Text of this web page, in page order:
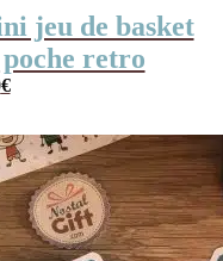
jeu de basket
poche retro
€